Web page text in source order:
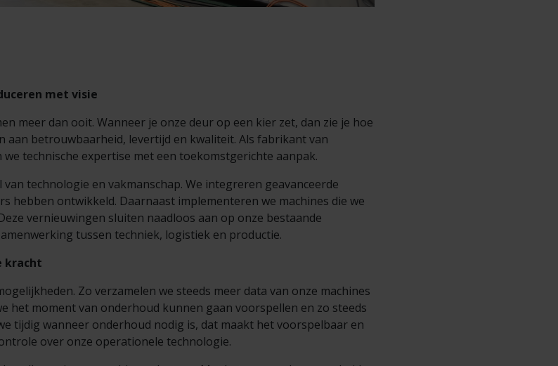
met visie
meer dan ooit. Wanneer je onze deur op een kier zet, dan zie je hoe
aan betrouwbaarheid, levertijd en kwaliteit. Als fabrikant van
technische expertise met een toekomstgerichte aanpak.
technologie en vakmanschap. We integreren geavanceerde
hebben ontwikkeld. Daarnaast implementeren we machines die we
vernieuwingen sluiten naadloos aan op onze bestaande
tussen techniek, logistiek en productie.
kracht
Zo verzamelen we steeds meer data van onze machines
het moment van onderhoud kunnen gaan voorspellen en zo steeds
tijdig wanneer onderhoud nodig is, dat maakt het voorspelbaar en
over onze operationele technologie.